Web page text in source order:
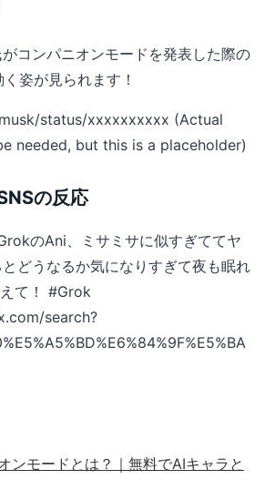
コンパニオンモードを発表した際の
姿が見られます！
status/xxxxxxxxxx (Actual
needed, but this is a placeholder)
の反応
のAni、ミサミサに似すぎててヤ
どうなるか気になりすぎて夜も眠れ
て！ #Grok
search?
ンモードとは？｜無料でAIキャラと